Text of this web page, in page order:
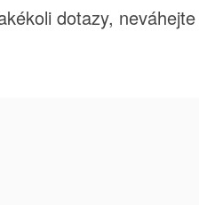
dotazy,